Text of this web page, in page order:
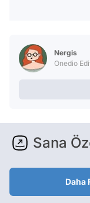
Nergis
Onedio
Sana
Daha